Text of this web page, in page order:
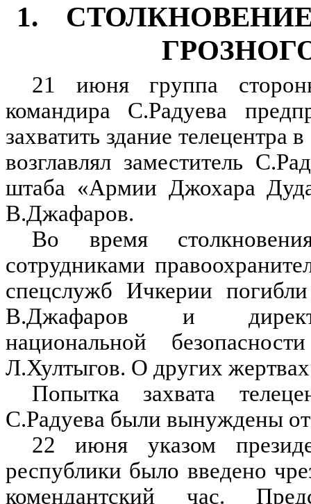
1.
21 июня группа
командира С.Радуева
захватить здание
возглавлял заместитель
штаба «Армии Джохара
В.Джафаров.
Во время
сотрудниками
спецслужб Ичкерии
В.Джафаров и
национальной
Л.Хултыгов. О других
Попытка захвата
С.Радуева были вынуждены
22 июня указом
республики было введено
комендантский час.